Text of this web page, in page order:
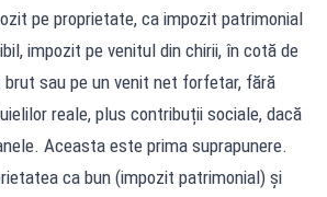
pe proprietate, ca impozit patrimonial
impozit pe venitul din chirii, în cotă de
brut sau pe un venit net forfetar, fără
reale, plus contribuții sociale, dacă
Aceasta este prima suprapunere.
ca bun (impozit patrimonial) și